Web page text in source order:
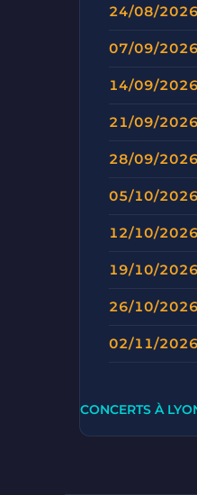
24/08/2026
07/09/2026
14/09/2026
21/09/2026
28/09/2026
05/10/2026
12/10/2026
19/10/2026
26/10/2026
02/11/2026
CONCERTS À